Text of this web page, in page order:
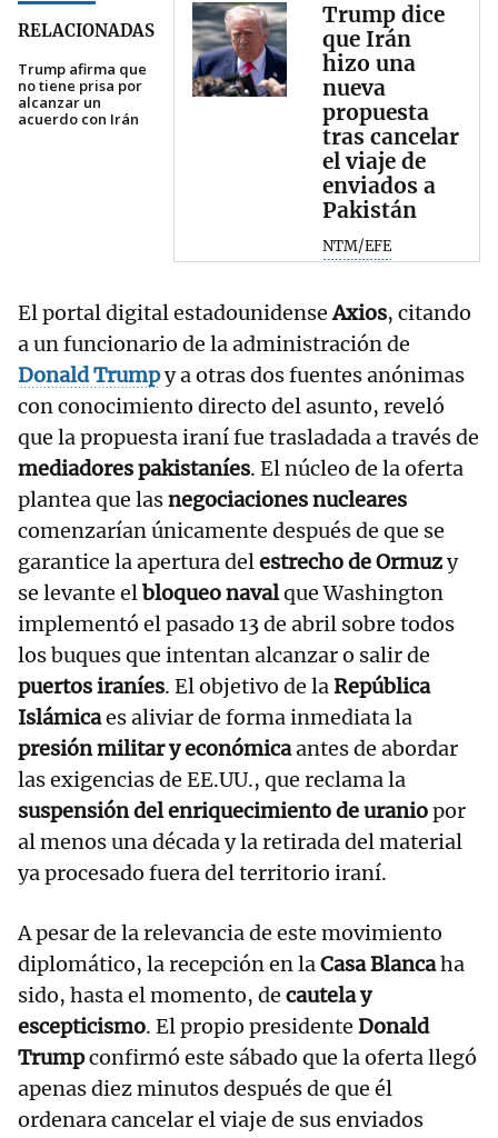
RELACIONADAS
Trump afirma que
no tiene prisa por
alcanzar un
acuerdo con Irán
Trump dice
que Irán
hizo una
nueva
propuesta
tras cancelar
el viaje de
enviados a
Pakistán
NTM/EFE
El portal digital estadounidenseAxios, citando
a un funcionario de la administración de
Donald Trumpy a otras dos fuentes anónimas
con conocimiento directo del asunto, reveló
que la propuesta iraní fue trasladada a través de
mediadores pakistaníes. El núcleo de la oferta
plantea que lasnegociaciones nucleares
comenzarían únicamente después de que se
garantice la apertura delestrecho de Ormuzy
se levante elbloqueo navalque Washington
implementó el pasado 13 de abril sobre todos
los buques que intentan alcanzar o salir de
puertos iraníes. El objetivo de laRepública
Islámicaes aliviar de forma inmediata la
presión militar y económicaantes de abordar
las exigencias de EE.UU., que reclama la
suspensión del enriquecimiento de uraniopor
al menos una década y la retirada del material
ya procesado fuera del territorio iraní.
A pesar de la relevancia de este movimiento
diplomático, la recepción en laCasa Blancaha
sido, hasta el momento, de cautela y
escepticismo. El propio presidente Donald
Trumpconfirmó este sábado que la oferta llegó
apenas diez minutos después de que él
ordenara cancelar el viaje de sus enviados